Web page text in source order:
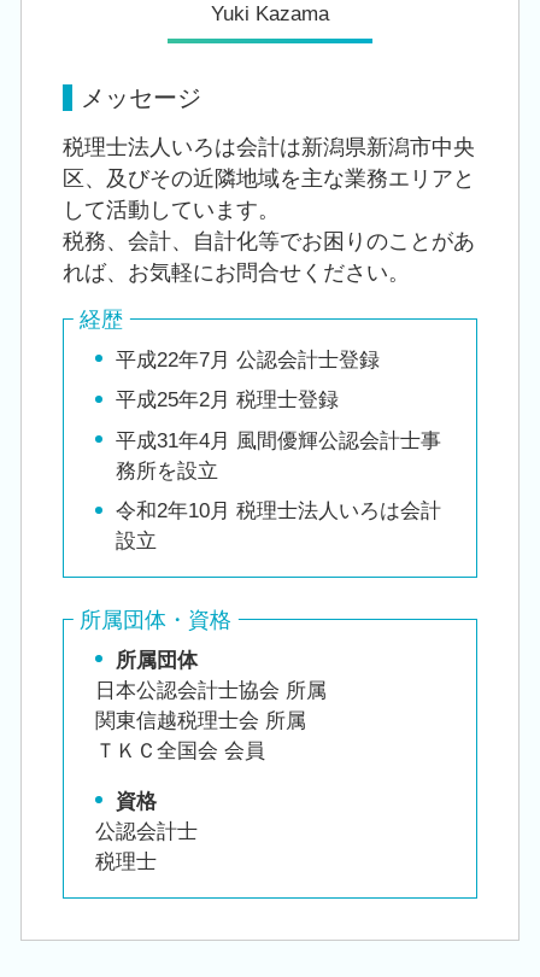
Yuki Kazama
メッセージ
税理士法人いろは会計は新潟県新潟市中央
区、及びその近隣地域を主な業務エリアと
して活動しています。
税務、会計、自計化等でお困りのことがあ
れば、お気軽にお問合せください。
経歴
平成22年7月 公認会計士登録
平成25年2月 税理士登録
平成31年4月 風間優輝公認会計士事
務所を設立
令和2年10月 税理士法人いろは会計
設立
所属団体・資格
所属団体
日本公認会計士協会 所属
関東信越税理士会 所属
ＴＫＣ全国会 会員
資格
公認会計士
税理士